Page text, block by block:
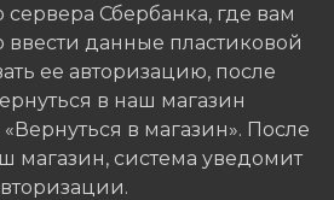
Сбербанка, где вам
данные пластиковой
ее авторизацию, после
в наш магазин
в магазин». После
магазин, система уведомит